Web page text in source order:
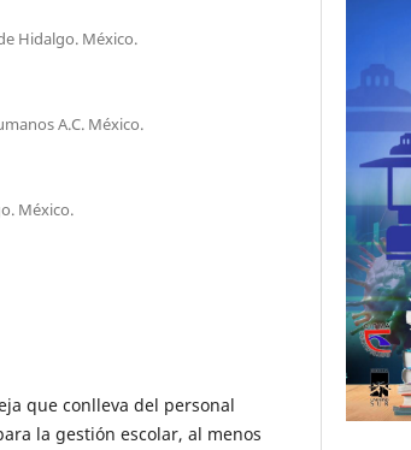
Hidalgo. México.
A.C. México.
México.
que conlleva del personal
la gestión escolar, al menos